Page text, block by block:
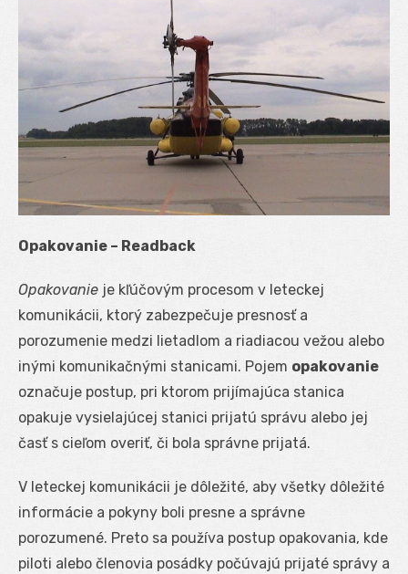
Opakovanie – Readback
Opakovanie je kľúčovým procesom v leteckej
komunikácii, ktorý zabezpečuje presnosť a
porozumenie medzi lietadlom a riadiacou vežou alebo
inými komunikačnými stanicami. Pojem opakovanie
označuje postup, pri ktorom prijímajúca stanica
opakuje vysielajúcej stanici prijatú správu alebo jej
časť s cieľom overiť, či bola správne prijatá.
V leteckej komunikácii je dôležité, aby všetky dôležité
informácie a pokyny boli presne a správne
porozumené. Preto sa používa postup opakovania, kde
piloti alebo členovia posádky počúvajú prijaté správy a